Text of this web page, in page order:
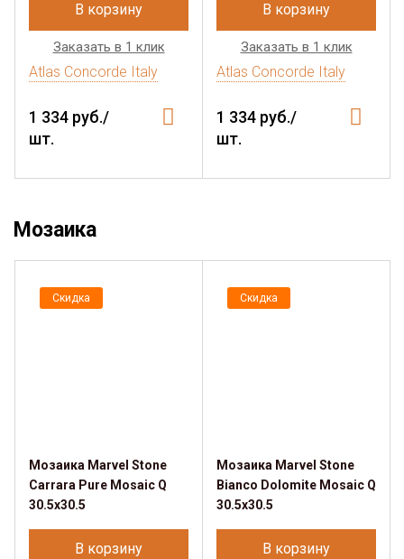
В корзину
Заказать в 1 клик
Atlas Concorde Italy
1 334 руб./
шт.
В корзину
Заказать в 1 клик
Atlas Concorde Italy
1 334 руб./
шт.
Мозаика
Скидка
Мозаика Marvel Stone
Carrara Pure Mosaic Q
30.5x30.5
В корзину
Скидка
Мозаика Marvel Stone
Bianco Dolomite Mosaic Q
30.5x30.5
В корзину